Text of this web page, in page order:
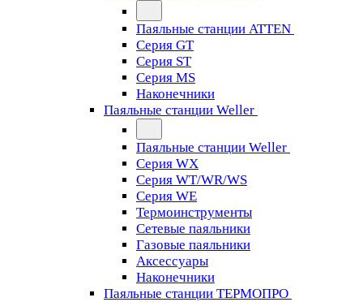
Паяльные станции ATTEN
Серия GT
Серия ST
Серия MS
Наконечники
Паяльные станции Weller
Паяльные станции Weller
Серия WX
Серия WT/WR/WS
Серия WE
Термоинструменты
Сетевые паяльники
Газовые паяльники
Аксессуары
Наконечники
Паяльные станции ТЕРМОПРО